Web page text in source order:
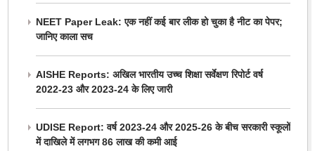
NEET Paper Leak: एक नहीं कई बार लीक हो चुका है नीट का पेपर;
जानिए काला सच
AISHE Reports: अखिल भारतीय उच्च शिक्षा सर्वेक्षण रिपोर्ट वर्ष
2022-23 और 2023-24 के लिए जारी
UDISE Report: वर्ष 2023-24 और 2025-26 के बीच सरकारी स्कूलों
में दाखिले में लगभग 86 लाख की कमी आई